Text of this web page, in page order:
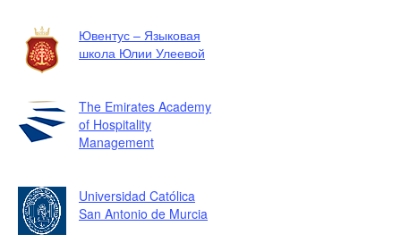
Ювентус – Языковая
школа Юлии Улеевой
The Emirates Academy
of Hospitality
Management
Universidad Católica
San Antonio de Murcia